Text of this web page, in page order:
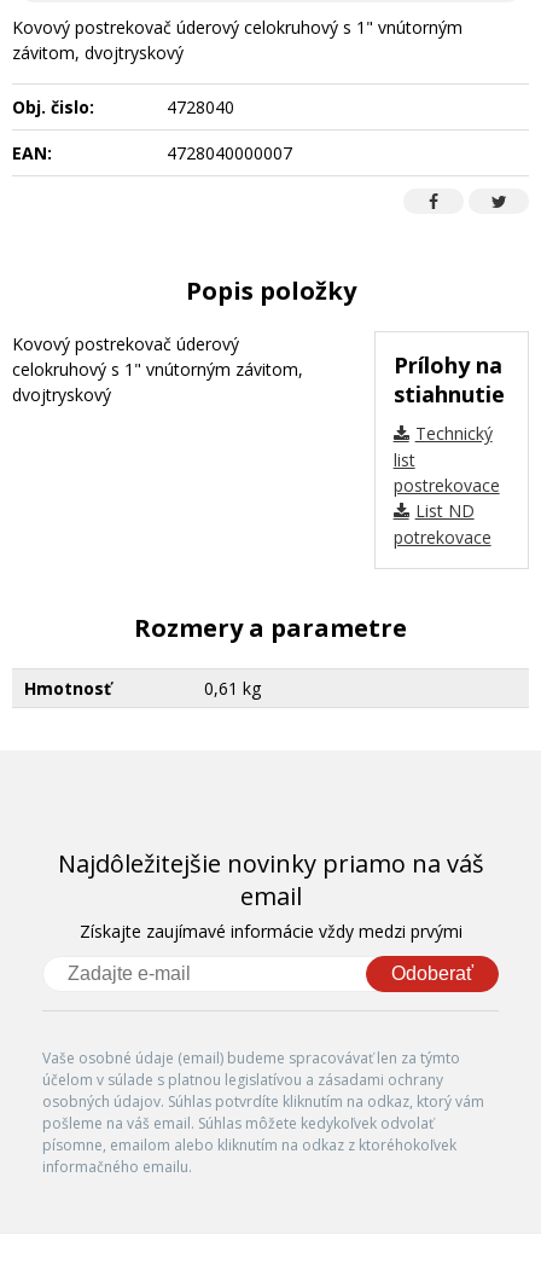
Kovový postrekovač úderový celokruhový s 1" vnútorným
závitom, dvojtryskový
Obj. čislo:
4728040
EAN:
4728040000007
Popis položky
Prílohy na
stiahnutie
Technický
list
postrekovace
List ND
potrekovace
Kovový postrekovač úderový
celokruhový s 1" vnútorným závitom,
dvojtryskový
Rozmery a parametre
Hmotnosť 0,61 kg
Najdôležitejšie novinky priamo na váš
email
Získajte zaujímavé informácie vždy medzi prvými
Odoberať
Vaše osobné údaje (email) budeme spracovávať len za týmto
účelom v súlade s platnou legislatívou a zásadami ochrany
osobných údajov. Súhlas potvrdíte kliknutím na odkaz, ktorý vám
pošleme na váš email. Súhlas môžete kedykoľvek odvolať
písomne, emailom alebo kliknutím na odkaz z ktoréhokoľvek
informačného emailu.